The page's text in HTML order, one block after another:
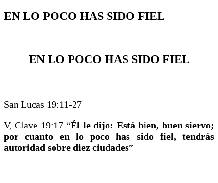
EN LO POCO HAS SIDO FIEL
EN LO POCO HAS SIDO FIEL
San Lucas 19:11-27
V, Clave 19:17 “Él le dijo: Está bien, buen siervo;
por cuanto en lo poco has sido fiel, tendrás
autoridad sobre diez ciudades”